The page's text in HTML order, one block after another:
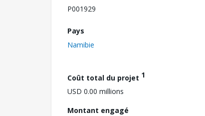
P001929
Pays
Namibie
Coût total du projet 1
USD 0.00 millions
Montant engagé